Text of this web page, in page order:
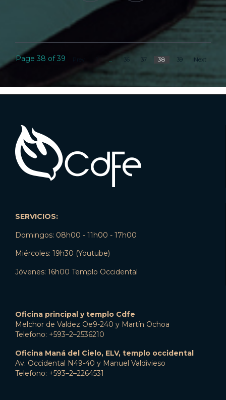
Page 38 of 39 Prev … 36 37 38 39 Next
SERVICIOS:
Domingos: 08h00 - 11h00 - 17h00
Miércoles: 19h30 (Youtube)
Jóvenes: 16h00 Templo Occidental
Oficina principal y templo Cdfe
Melchor de Valdez Oe9-240 y Martín Ochoa
Telefono: +593–2–2536210
Oficina Maná del Cielo, ELV, templo occidental
Av. Occidental N49-40 y Manuel Valdivieso
Telefono: +593–2–2264531